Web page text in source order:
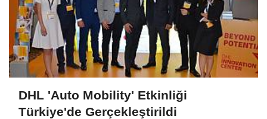
DHL 'Auto Mobility' Etkinliği
Türkiye'de Gerçekleştirildi